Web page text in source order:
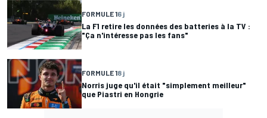
FORMULE 16 j
La F1 retire les données des batteries à la TV :
"Ça n'intéresse pas les fans"
FORMULE 18 j
Norris juge qu'il était "simplement meilleur"
que Piastri en Hongrie